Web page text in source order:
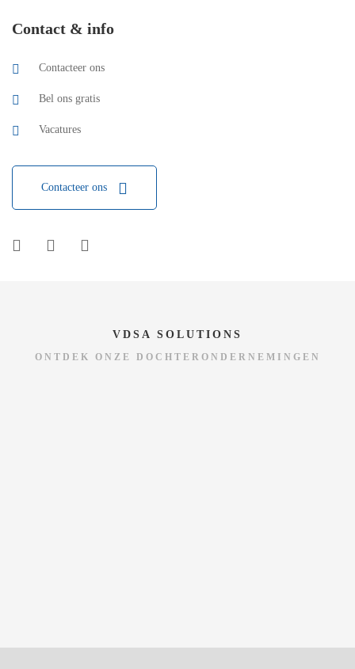
Contact & info
Contacteer ons
Bel ons gratis
Vacatures
Contacteer ons
VDSA SOLUTIONS
ONTDEK ONZE DOCHTERONDERNEMINGEN